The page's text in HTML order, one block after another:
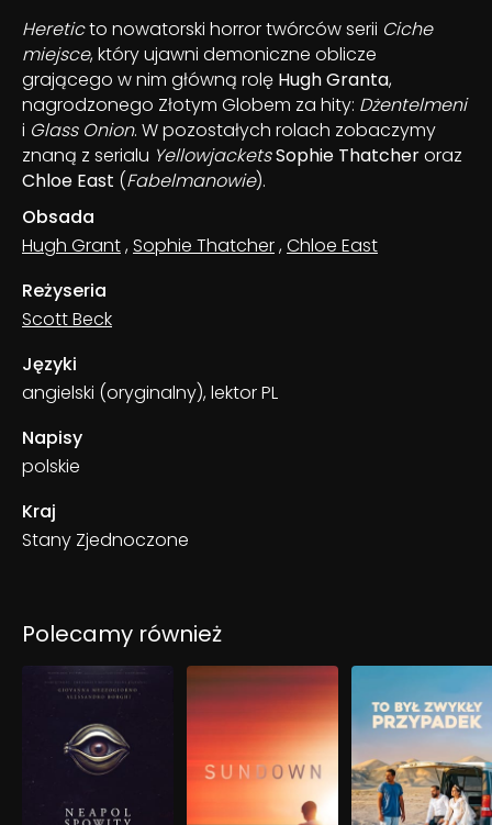
Hereticto nowatorski horror twórców serii Ciche
miejsce, który ujawni demoniczne oblicze
grającego w nim główną rolę Hugh Granta,
nagrodzonego Złotym Globem za hity: Dżentelmeni
i Glass Onion. W pozostałych rolach zobaczymy
znaną z serialu YellowjacketsSophie Thatcheroraz
Chloe East (Fabelmanowie).
Obsada
Hugh Grant,Sophie Thatcher,Chloe East
Reżyseria
Scott Beck
Języki
angielski (oryginalny), lektor PL
Napisy
polskie
Kraj
Stany Zjednoczone
Polecamy również